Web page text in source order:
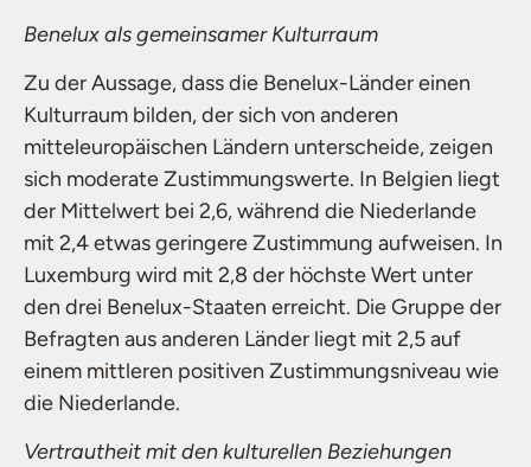
Benelux als gemeinsamer Kulturraum
Zu der Aussage, dass die Benelux-Länder einen
Kulturraum bilden, der sich von anderen
mitteleuropäischen Ländern unterscheide, zeigen
sich moderate Zustimmungswerte. In Belgien liegt
der Mittelwert bei 2,6, während die Niederlande
mit 2,4 etwas geringere Zustimmung aufweisen. In
Luxemburg wird mit 2,8 der höchste Wert unter
den drei Benelux-Staaten erreicht. Die Gruppe der
Befragten aus anderen Länder liegt mit 2,5 auf
einem mittleren positiven Zustimmungsniveau wie
die Niederlande.
Vertrautheit mit den kulturellen Beziehungen